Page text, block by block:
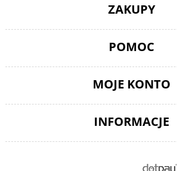
ZAKUPY
POMOC
MOJE KONTO
INFORMACJE